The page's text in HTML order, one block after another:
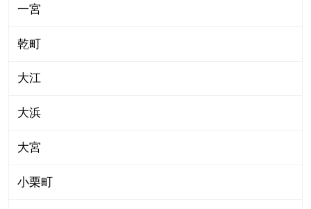
一宮
乾町
大江
大浜
大宮
小栗町